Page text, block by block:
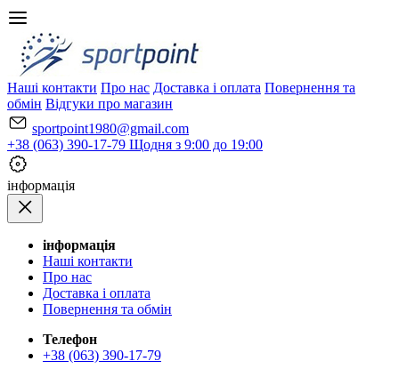
Наші контакти Про нас Доставка і оплата Повернення та
обмін Відгуки про магазин
sportpoint1980@gmail.com
+38 (063) 390-17-79 Щодня з 9:00 до 19:00
iнформація
iнформація
Наші контакти
Про нас
Доставка і оплата
Повернення та обмін
Телефон
+38 (063) 390-17-79